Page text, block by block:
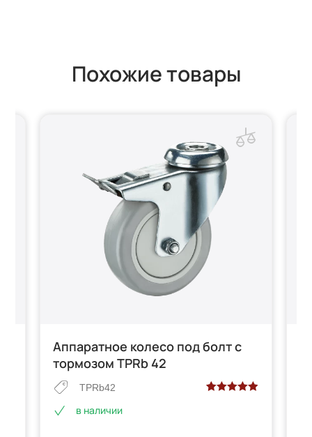
Похожие товары
Аппаратное колесо под болт с
тормозом TPRb 42
TPRb42
в наличии